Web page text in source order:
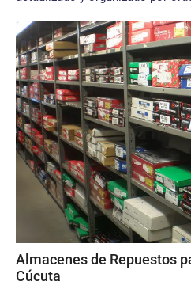
Almacenes de Repuestos
Cúcuta